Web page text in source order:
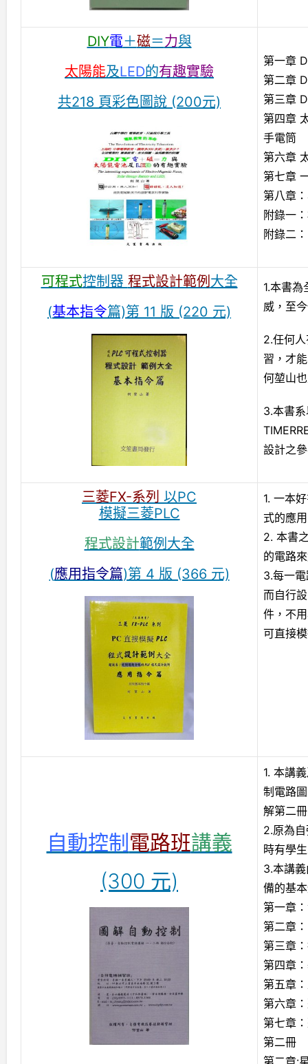
DIY電＋磁＝力與
太陽能及LED的有趣實驗
共218 頁彩色圖說 (200元)
第一章
第二章
第三章
第四章
手電筒
第六章
第七章
第八章
附錄一
附錄二
可程式控制器 程式設計範例 大全
(基本指令篇)第 11 版 (220 元)
1.本書
威，至
2.任何
習，才
何堃山
3.本書
設計之
三菱FX-系列 以PC
模擬三菱PLC
程式設計範例大全
(應用指令篇)第 4 版 (366 元)
1. 一本
式的應
2. 本書
的電路
3.每一
而自行
件，不
可直接
自動控制 電路班講義
(300 元)
1. 本講
制電路圖
解第二
2.原為
時有學
3.本講
備的基
第一章
第二章
第三章
第四章
第五章
第六章
第七章
第二冊
第二章: